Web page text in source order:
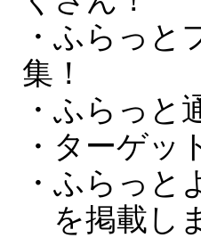
・ふらっ
集！
・ふらっと
・ターゲ
・ふらっと
を掲載し